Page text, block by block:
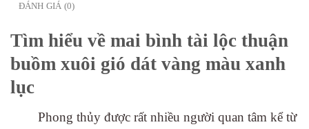
ĐÁNH GIÁ (0)
Tìm hiểu về mai bình tài lộc thuận
buồm xuôi gió dát vàng màu xanh
lục
Phong thủy được rất nhiều người quan tâm kể từ